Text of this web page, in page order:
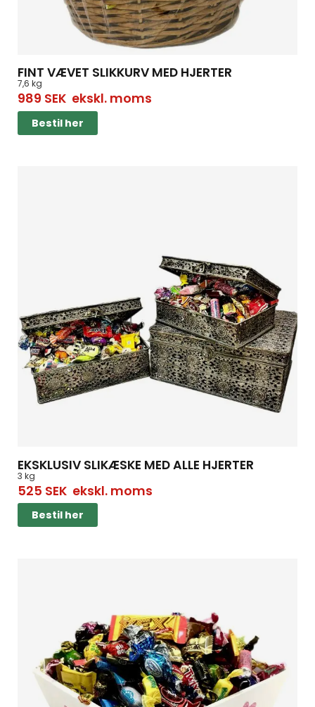
FINT VÆVET SLIKKURV MED HJERTER
7,6 kg
989 SEKekskl. moms
Bestil her
EKSKLUSIV SLIKÆSKE MED ALLE HJERTER
3 kg
525 SEKekskl. moms
Bestil her